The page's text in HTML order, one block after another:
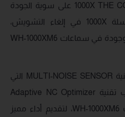
تحافظ سماعات 1000X THE COLLEXION على سوية الجودة
ذاتها التي تشتهر بها سلسلة 1000X في إلغاء التشويش،
باستخدام التقنية نفسها الموجودة في سماعات WH-1000XM6
وقد تم تزويد السماعات بتقنية MULTI-NOISE SENSOR التي
تضم 12 ميكروفوناً، إلى جانب تقنية Adaptive NC Optimizer
الموجودة أيضاً في سماعات WH-1000XM6، لتقديم أداء مميز